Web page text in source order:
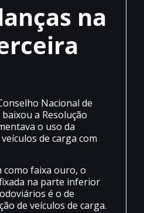
na
Nacional de
a Resolução
o uso da
de carga com
como faixa ouro, o
na parte inferior
é o de
de veículos de carga.